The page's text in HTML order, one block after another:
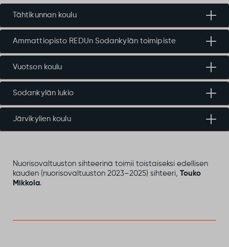
Tähtikunnan koulu
Ammattiopisto REDUn Sodankylän toimipiste
Vuotson koulu
​Sodankylän lukio
​Järvikylien koulu
Nuorisovaltuuston sihteerinä toimii toistaiseksi edellisen
kauden (nuorisovaltuuston 2023–2025) sihteeri, Touko
Mikkola.